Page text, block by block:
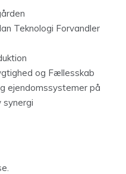
Teknologi Forvandler
og Fællesskab
ejendomssystemer på
synergi